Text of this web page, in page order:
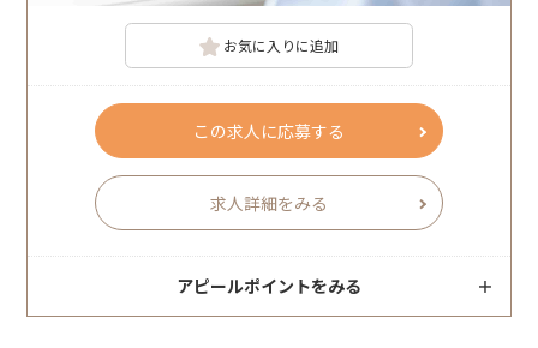
お気に入りに追加
この求人に応募する
求人詳細をみる
アピールポイントをみる